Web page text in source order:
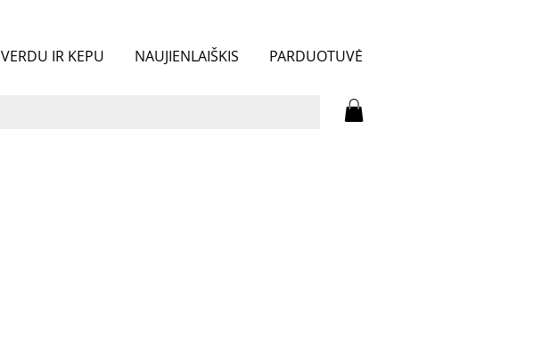
VERDU IR KEPU NAUJIENLAIŠKIS PARDUOTUVĖ